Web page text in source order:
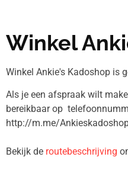
Winkel
Winkel Ankie's Kadoshop is
Als je een afspraak wilt
bereikbaar op
http://m.me/
Bekijk de routebeschrijving